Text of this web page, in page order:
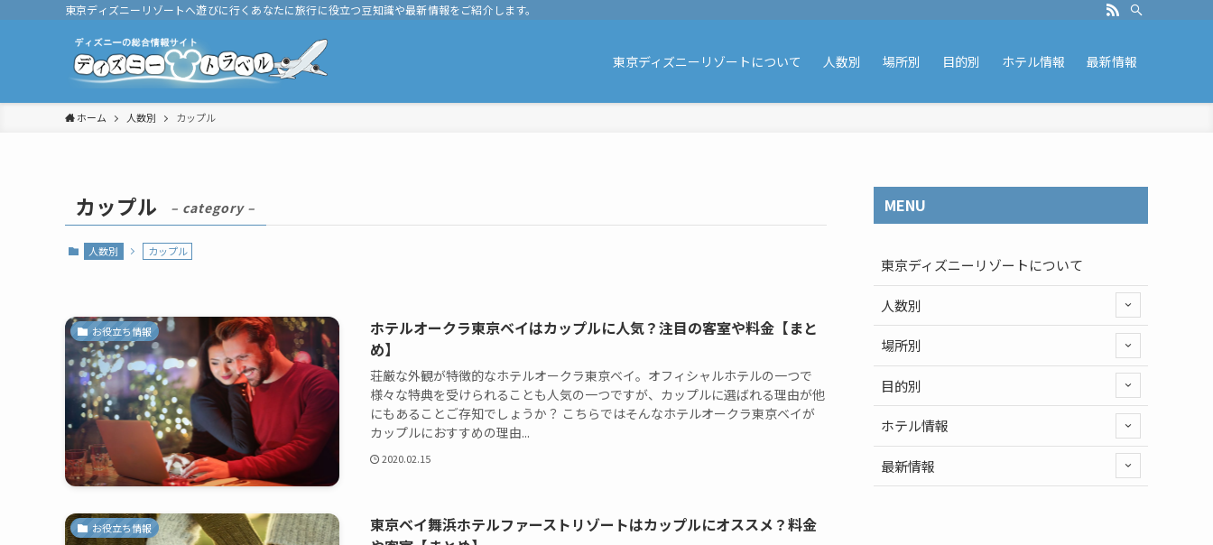
東京ディズニーリゾートへ遊びに行くあなたに旅行に役立つ豆知識や最新情報をご紹介します。
東京ディズニーリゾートについて 人数別 場所別 目的別 ホテル情報 最新情報
ホーム 人数別 カップル
カップル – category –
人数別 カップル
お役立ち情報
ホテルオークラ東京ベイはカップルに人気？注目の客室や料金【まと
め】
荘厳な外観が特徴的なホテルオークラ東京ベイ。オフィシャルホテルの一つで
様々な特典を受けられることも人気の一つですが、カップルに選ばれる理由が他
にもあることご存知でしょうか？ こちらではそんなホテルオークラ東京ベイが
カップルにおすすめの理由...
2020.02.15
お役立ち情報
東京ベイ舞浜ホテルファーストリゾートはカップルにオススメ？料金
MENU
東京ディズニーリゾートについて
人数別
場所別
目的別
ホテル情報
最新情報